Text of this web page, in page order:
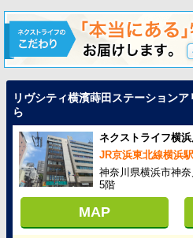
リヴシティ横濱蒔田ステーション
ら
ネクストライフ横
JR京浜東北線横浜
神奈川県横浜市神
5階
MAP